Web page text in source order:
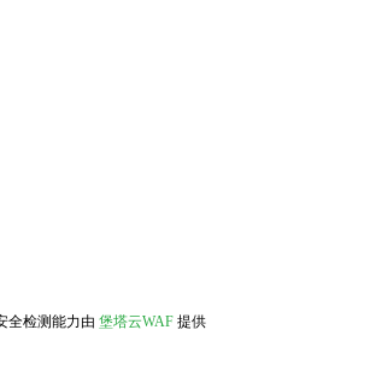
全检测能力由 堡塔云WAF 提供